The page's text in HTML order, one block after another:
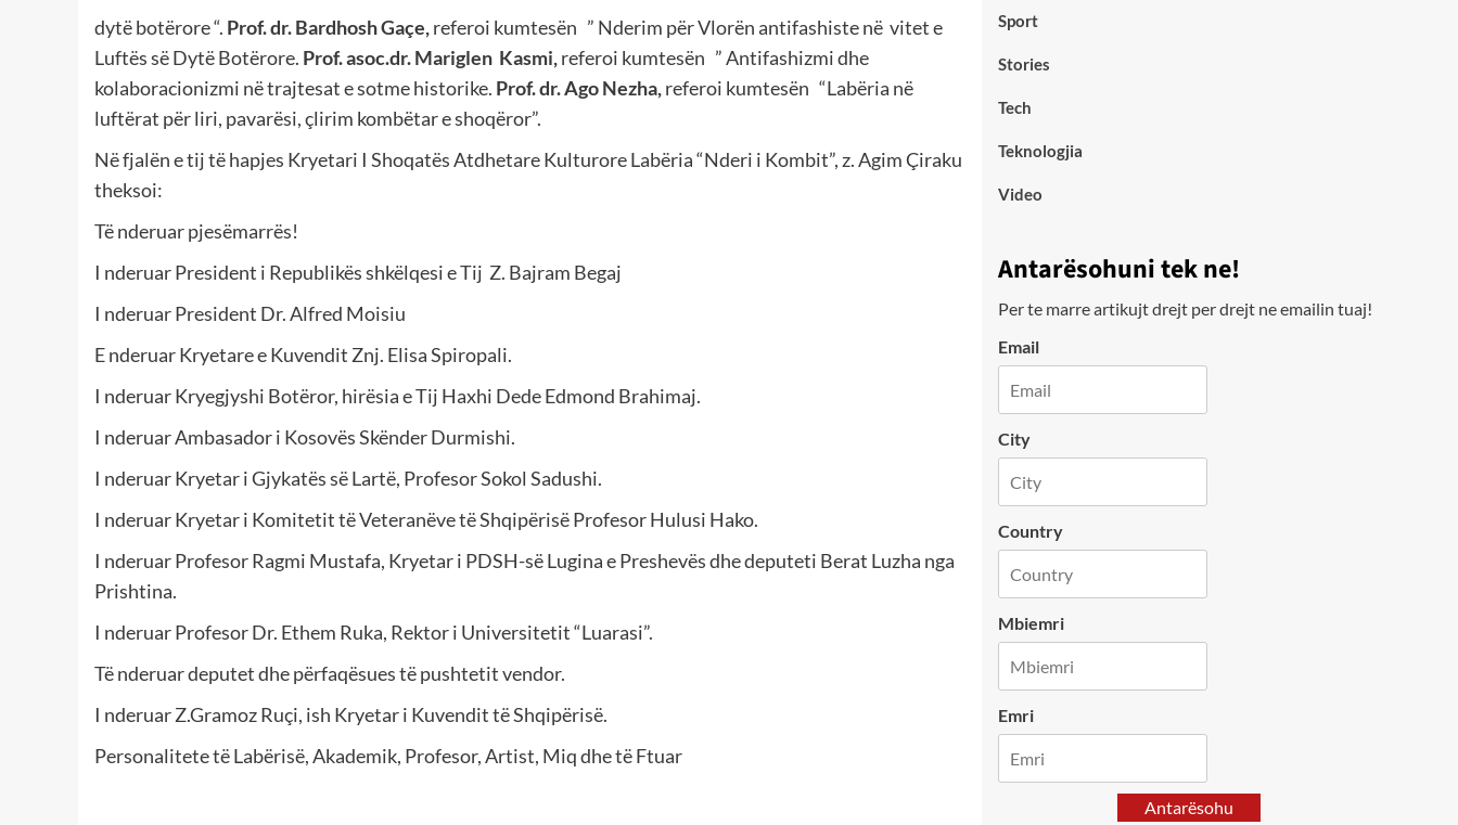
dytë botërore “. Prof. dr. Bardhosh Gaçe,referoi kumtesën ” Nderim për Vlorën antifashiste në vitet e
Luftës së Dytë Botërore. Prof. asoc.dr. Mariglen Kasmi,referoi kumtesën ” Antifashizmi dhe
kolaboracionizmi në trajtesat e sotme historike. Prof. dr. Ago Nezha,referoi kumtesën “Labëria në
luftërat për liri, pavarësi, çlirim kombëtar e shoqëror”.
Në fjalën e tij të hapjes Kryetari I Shoqatës Atdhetare Kulturore Labëria “Nderi i Kombit”, z. Agim Çiraku
theksoi:
Të nderuar pjesëmarrës!
I nderuar President i Republikës shkëlqesi e Tij Z. Bajram Begaj
I nderuar President Dr. Alfred Moisiu
E nderuar Kryetare e Kuvendit Znj. Elisa Spiropali.
I nderuar Kryegjyshi Botëror, hirësia e Tij Haxhi Dede Edmond Brahimaj.
I nderuar Ambasador i Kosovës Skënder Durmishi.
I nderuar Kryetar i Gjykatës së Lartë, Profesor Sokol Sadushi.
I nderuar Kryetar i Komitetit të Veteranëve të Shqipërisë Profesor Hulusi Hako.
I nderuar Profesor Ragmi Mustafa, Kryetar i PDSH-së Lugina e Preshevës dhe deputeti Berat Luzha nga
Prishtina.
I nderuar Profesor Dr. Ethem Ruka, Rektor i Universitetit “Luarasi”.
Të nderuar deputet dhe përfaqësues të pushtetit vendor.
I nderuar Z.Gramoz Ruçi, ish Kryetar i Kuvendit të Shqipërisë.
Personalitete të Labërisë, Akademik, Profesor, Artist, Miq dhe të Ftuar
Sport
Stories
Tech
Teknologjia
Video
Antarësohuni tek ne!
Per te marre artikujt drejt per drejt ne emailin tuaj!
Email
City
Country
Mbiemri
Emri
Antarësohu